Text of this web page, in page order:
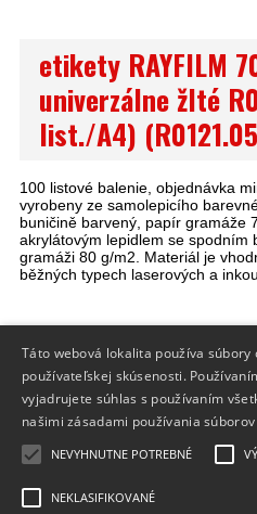
etikety RAYFILM
univerzálne žlté
list./A4)
100 listové balenie, objednávka
vyrobeny ze samolepicího
buničině barvený, papír gramáže
akrylátovým lepidlem se spodním
gramáži 80 g/m2. Materiál je
běžných typech laserových a
INFO
DODANIE
Táto webová lokalita používa súbory
používateľskej skúsenosti.
vyjadrujete súhlas s používaním
našimi zásadami používania
NEVYHNUTNE POTREBNÉ
NEKLASIFIKOVANÉ